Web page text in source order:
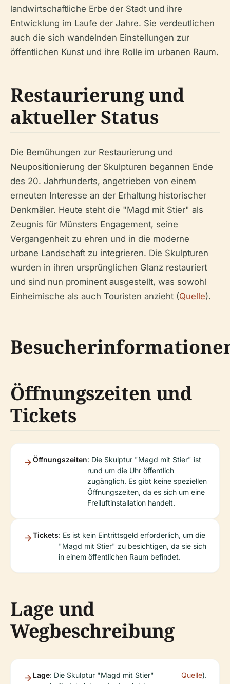
landwirtschaftliche Erbe der Stadt und ihre
Entwicklung im Laufe der Jahre. Sie verdeutlichen
auch die sich wandelnden Einstellungen zur
öffentlichen Kunst und ihre Rolle im urbanen Raum.
Restaurierung und
aktueller Status
Die Bemühungen zur Restaurierung und
Neupositionierung der Skulpturen begannen Ende
des 20. Jahrhunderts, angetrieben von einem
erneuten Interesse an der Erhaltung historischer
Denkmäler. Heute steht die "Magd mit Stier" als
Zeugnis für Münsters Engagement, seine
Vergangenheit zu ehren und in die moderne
urbane Landschaft zu integrieren. Die Skulpturen
wurden in ihren ursprünglichen Glanz restauriert
und sind nun prominent ausgestellt, was sowohl
Einheimische als auch Touristen anzieht (Quelle).
Öffnungszeiten und
Tickets
Öffnungszeiten: Die Skulptur "Magd mit Stier" ist
rund um die Uhr öffentlich
zugänglich. Es gibt keine speziellen
Öffnungszeiten, da es sich um eine
Freiluftinstallation handelt.
Tickets: Es ist kein Eintrittsgeld erforderlich, um die
"Magd mit Stier" zu besichtigen, da sie sich
in einem öffentlichen Raum befindet.
Lage und
Wegbeschreibung
Lage: Die Skulptur "Magd mit Stier"
Quelle).